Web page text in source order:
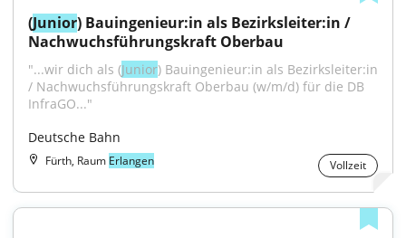
(Junior) Bauingenieur:in als Bezirksleiter:in /
Nachwuchsführungskraft Oberbau
"...wir dich als (Junior) Bauingenieur:in als Bezirksleiter:in
/ Nachwuchsführungskraft Oberbau (w/m/d) für die DB
InfraGO..."
Deutsche Bahn
Fürth, Raum Erlangen Vollzeit